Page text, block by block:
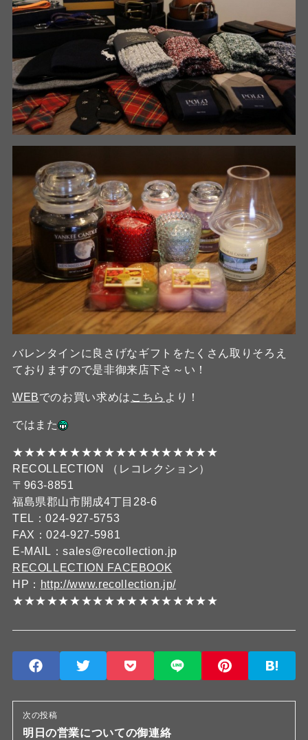
バレンタインに良さげなギフトをたくさん取りそろえ
ておりますので是非御来店下さ～い！
WEBでのお買い求めは こちら より！
ではまた
★★★★★★★★★★★★★★★★★★
RECOLLECTION （レコレクション）
〒963-8851
福島県郡山市開成4丁目28-6
TEL：024-927-5753
FAX：024-927-5981
E-MAIL：sales@recollection.jp
RECOLLECTION FACEBOOK
HP： http://www.recollection.jp/
★★★★★★★★★★★★★★★★★★
次の投稿
明日の営業についての御連絡